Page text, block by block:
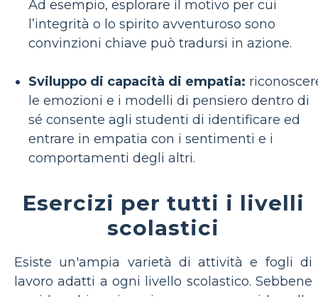
Ad esempio, esplorare il motivo per cui
l’integrità o lo spirito avventuroso sono
convinzioni chiave può tradursi in azione.
Sviluppo di capacità di empatia:
le emozioni e i modelli di pensiero dentro di
sé consente agli studenti di identificare ed
entrare in empatia con i sentimenti e i
comportamenti degli altri.
Esercizi per tutti i livelli
scolastici
Esiste un'ampia varietà di attività e fogli di
lavoro adatti a ogni livello scolastico. Sebbene